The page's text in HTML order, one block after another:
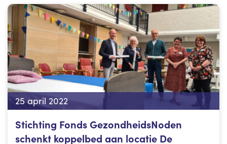
25 april 2022
Stichting Fonds GezondheidsNoden
schenkt koppelbed aan locatie De